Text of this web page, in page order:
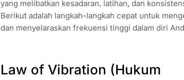
yang melibatkan kesadaran, latihan, dan
Berikut adalah langkah-langkah cepat untuk
dan menyelaraskan frekuensi tinggi dalam diri
Law of Vibration (Hukum